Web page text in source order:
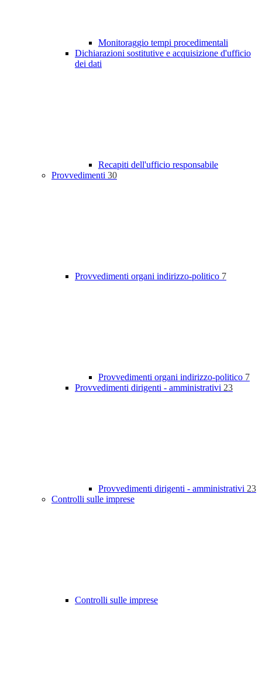
Monitoraggio tempi procedimentali
Dichiarazioni sostitutive e acquisizione d'ufficio
dei dati
Recapiti dell'ufficio responsabile
Provvedimenti 30
Provvedimenti organi indirizzo-politico 7
Provvedimenti organi indirizzo-politico 7
Provvedimenti dirigenti - amministrativi 23
Provvedimenti dirigenti - amministrativi 23
Controlli sulle imprese
Controlli sulle imprese